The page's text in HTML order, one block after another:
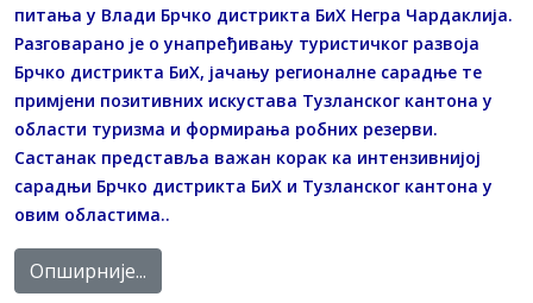
питања у Влади Брчко дистрикта БиХ Негра Чардаклија.
Разговарано је о унапређивању туристичког развоја
Брчко дистрикта БиХ, јачању регионалне сарадње те
примјени позитивних искустава Тузланског кантона у
области туризма и формирања робних резерви.
Састанак представља важан корак ка интензивнијој
сарадњи Брчко дистрикта БиХ и Тузланског кантона у
овим областима..
Опширније...